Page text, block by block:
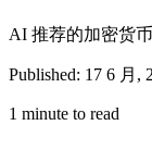
AI 推荐的加密货
Published: 17 6 月,
1 minute to read